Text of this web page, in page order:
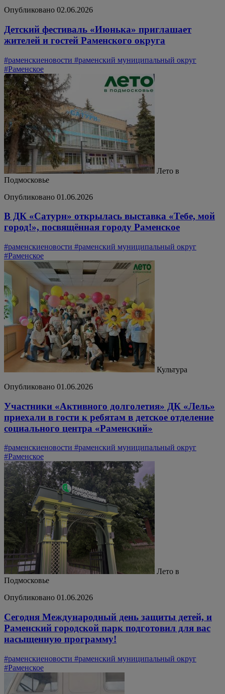
Опубликовано 02.06.2026
Детский фестиваль «Июнька» приглашает
жителей и гостей Раменского округа
#раменскиеновости #раменский муниципальный округ
#Раменское
Лето в
Подмосковье
Опубликовано 01.06.2026
В ДК «Сатурн» открылась выставка «Тебе, мой
город!», посвящённая городу Раменское
#раменскиеновости #раменский муниципальный округ
#Раменское
Культура
Опубликовано 01.06.2026
Участники «Активного долголетия» ДК «Лель»
приехали в гости к ребятам в детское отделение
социального центра «Раменский»
#раменскиеновости #раменский муниципальный округ
#Раменское
Лето в
Подмосковье
Опубликовано 01.06.2026
Сегодня Международный день защиты детей, и
Раменский городской парк подготовил для вас
насыщенную программу!
#раменскиеновости #раменский муниципальный округ
#Раменское